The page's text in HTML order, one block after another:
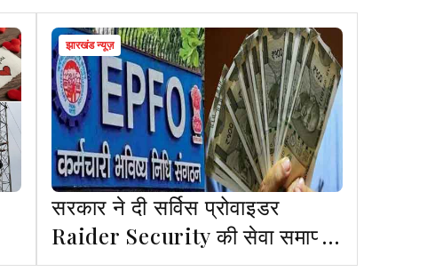
झारखंड न्यूज़
सरकार ने दी सर्विस प्रोवाइडर
Raider Security की सेवा समाप्त
करने की चेतावनी